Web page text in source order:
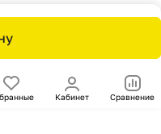
Кабинет Сравнение